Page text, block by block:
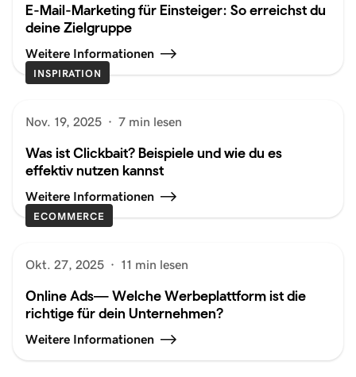
E-Mail-Marketing für Einsteiger: So erreichst du
deine Zielgruppe
Weitere Informationen
INSPIRATION
Nov. 19, 2025 · 7 min lesen
Was ist Clickbait? Beispiele und wie du es
effektiv nutzen kannst
Weitere Informationen
ECOMMERCE
Okt. 27, 2025 · 11 min lesen
Online Ads— Welche Werbeplattform ist die
richtige für dein Unternehmen?
Weitere Informationen